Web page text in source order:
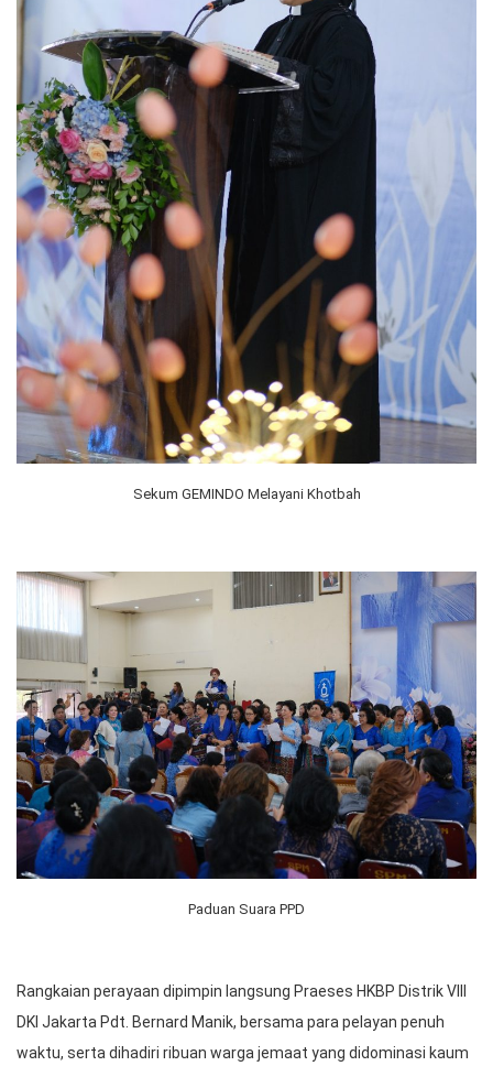
Sekum GEMINDO Melayani Khotbah
Paduan Suara PPD
Rangkaian perayaan dipimpin langsung Praeses HKBP Distrik VIII
DKI Jakarta Pdt. Bernard Manik, bersama para pelayan penuh
waktu, serta dihadiri ribuan warga jemaat yang didominasi kaum